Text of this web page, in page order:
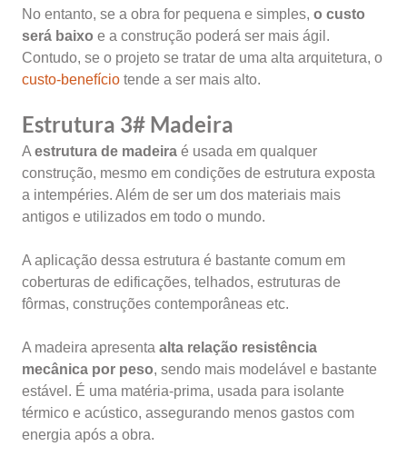
No entanto, se a obra for pequena e simples, o custo
será baixo e a construção poderá ser mais ágil.
Contudo, se o projeto se tratar de uma alta arquitetura, o
custo-benefício tende a ser mais alto.
Estrutura 3# Madeira
Aestrutura de madeira é usada em qualquer
construção, mesmo em condições de estrutura exposta
a intempéries. Além de ser um dos materiais mais
antigos e utilizados em todo o mundo.
A aplicação dessa estrutura é bastante comum em
coberturas de edificações, telhados, estruturas de
fôrmas, construções contemporâneas etc.
A madeira apresenta alta relação resistência
mecânica por peso, sendo mais modelável e bastante
estável. É uma matéria-prima, usada para isolante
térmico e acústico, assegurando menos gastos com
energia após a obra.